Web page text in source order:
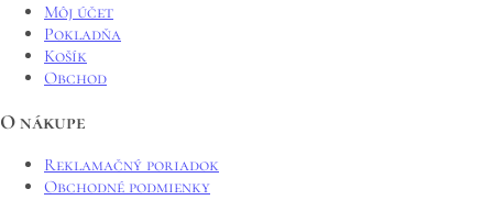
Môj účet
Pokladňa
Košík
Obchod
O nákupe
Reklamačný poriadok
Obchodné podmienky